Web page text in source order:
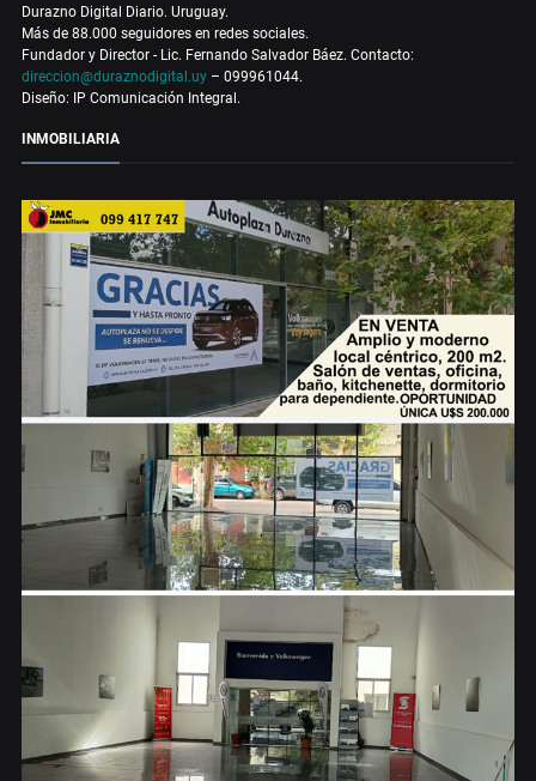
Durazno Digital Diario. Uruguay.
Más de 88.000 seguidores en redes sociales.
Fundador y Director - Lic. Fernando Salvador Báez. Contacto:
direccion@duraznodigital.uy – 099961044.
Diseño: IP Comunicación Integral.
INMOBILIARIA